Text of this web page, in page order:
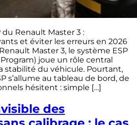
du Renault Master 3 :
et éviter les erreurs en 2026
Master 3, le système ESP
joue un rôle central
stabilité du véhicule. Pourtant,
s’allume au tableau de bord, de
hésitent : simple […]
des